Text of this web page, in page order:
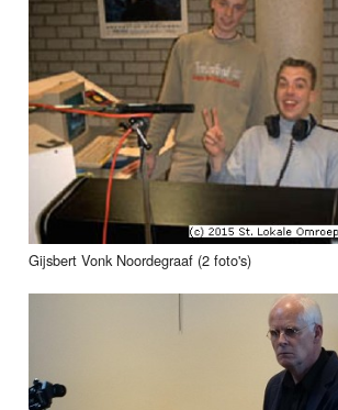
Gijsbert Vonk Noordegraaf (2 foto's)